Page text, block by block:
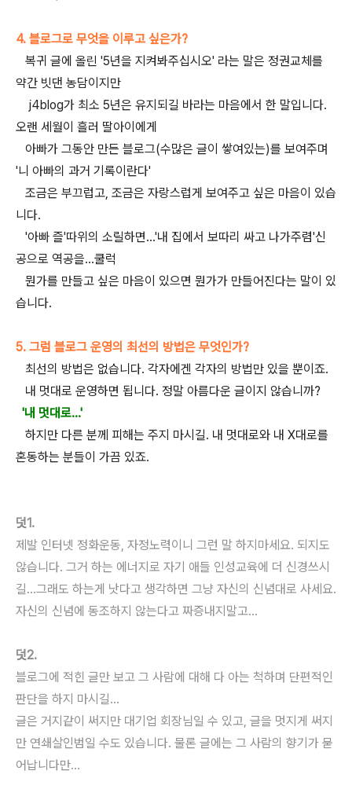
4. 블로그로 무엇을 이루고 싶은가?
복귀 글에 올린 '5년을 지켜봐주십시오' 라는 말은 정권교체를
약간 빗댄 농담이지만
j4blog가 최소 5년은 유지되길 바라는 마음에서 한 말입니다.
오랜 세월이 흘러 딸아이에게
아빠가 그동안 만든 블로그(수많은 글이 쌓여있는)를 보여주며
'니 아빠의 과거 기록이란다'
조금은 부끄럽고, 조금은 자랑스럽게 보여주고 싶은 마음이 있습
니다.
'아빠 즐'따위의 소릴하면...'내 집에서 보따리 싸고 나가주렴'신
공으로 역공을...쿨럭
뭔가를 만들고 싶은 마음이 있으면 뭔가가 만들어진다는 말이 있
습니다.
5. 그럼 블로그 운영의 최선의 방법은 무엇인가?
최선의 방법은 없습니다. 각자에겐 각자의 방법만 있을 뿐이죠.
내 멋대로 운영하면 됩니다. 정말 아름다운 글이지 않습니까?
'내 멋대로...'
하지만 다른 분께 피해는 주지 마시길. 내 멋대로와 내 X대로를
혼동하는 분들이 가끔 있죠.
덧1.
제발 인터넷 정화운동, 자정노력이니 그런 말 하지마세요. 되지도
않습니다. 그거 하는 에너지로 자기 애들 인성교육에 더 신경쓰시
길...그래도 하는게 낫다고 생각하면 그냥 자신의 신념대로 사세요.
자신의 신념에 동조하지 않는다고 짜증내지말고...
덧2.
블로그에 적힌 글만 보고 그 사람에 대해 다 아는 척하며 단편적인
판단을 하지 마시길...
글은 거지같이 써지만 대기업 회장님일 수 있고, 글을 멋지게 써지
만 연쇄살인범일 수도 있습니다. 물론 글에는 그 사람의 향기가 묻
어납니다만...